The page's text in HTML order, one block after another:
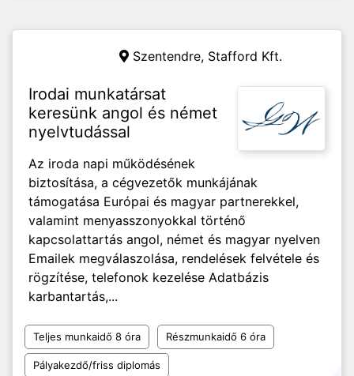
Szentendre, Stafford Kft.
Irodai munkatársat
keresünk angol és német
nyelvtudással
Az iroda napi működésének
biztosítása, a cégvezetők munkájának
támogatása Európai és magyar partnerekkel,
valamint menyasszonyokkal történő
kapcsolattartás angol, német és magyar nyelven
Emailek megválaszolása, rendelések felvétele és
rögzítése, telefonok kezelése Adatbázis
karbantartás,...
Teljes munkaidő 8 óra Részmunkaidő 6 óra
Pályakezdő/friss diplomás